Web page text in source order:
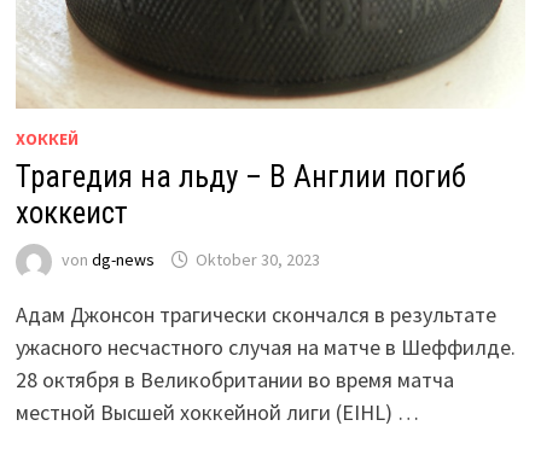
ХОККЕЙ
Трагедия на льду – В Англии погиб
хоккеист
von dg-news Oktober 30, 2023
Адам Джонсон трагически скончался в результате
ужасного несчастного случая на матче в Шеффилде.
28 октября в Великобритании во время матча
местной Высшей хоккейной лиги (EIHL) …